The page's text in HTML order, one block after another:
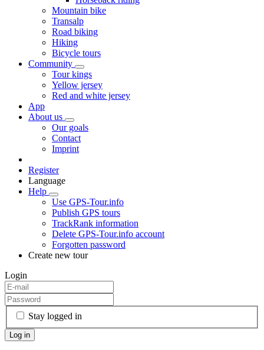
Mountain bike
Transalp
Road biking
Hiking
Bicycle tours
Community
Tour kings
Yellow jersey
Red and white jersey
App
About us
Our goals
Contact
Imprint
Register
Language
Help
Use GPS-Tour.info
Publish GPS tours
TrackRank information
Delete GPS-Tour.info account
Forgotten password
Create new tour
Login
Stay logged in